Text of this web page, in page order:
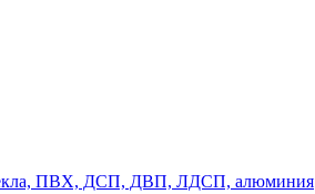
стекла, ПВХ, ДСП, ДВП, ЛДСП, алюминия